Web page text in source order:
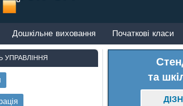
Дошкільне виховання Початкові класи
та
УПРАВЛІННЯ